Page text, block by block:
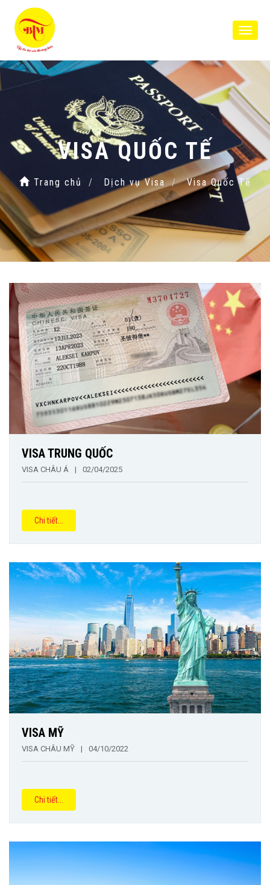
Toggle
VISA QUỐC TẾ
Trang chủ Dịch vụ Visa Visa Quốc Tế
VISA TRUNG QUỐC
VISA CHÂU Á | 02/04/2025
Chi tiết...
VISA MỸ
VISA CHÂU MỸ | 04/10/2022
Chi tiết...